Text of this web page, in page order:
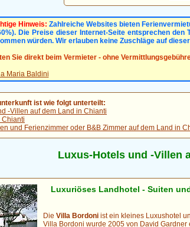
Hinweis: Zahlreiche Websites bieten
Die Preise dieser Internet-Seite entsprechen
würden. Wir erlauben keine Zuschläge auf
Sie direkt beim Vermieter - ohne
Maria Baldini
ist wie folgt unterteilt:
-Villen auf dem Land in Chianti
Chianti
und Ferienzimmer oder B&B Zimmer auf dem Land in
Luxus-Hotels und -Villen
Luxuriöses Landhotel - Suiten
Die Villa Bordoni ist ein kleines Luxushotel
Villa Bordoni wurde 2005 von David